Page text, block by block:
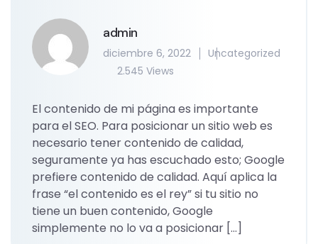
admin
diciembre 6, 2022
Uncategorized
2.545 Views
El contenido de mi página es importante
para el SEO. Para posicionar un sitio web es
necesario tener contenido de calidad,
seguramente ya has escuchado esto; Google
prefiere contenido de calidad. Aquí aplica la
frase “el contenido es el rey” si tu sitio no
tiene un buen contenido, Google
simplemente no lo va a posicionar […]